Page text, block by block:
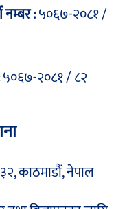
नम्बर :५०६७-२०८१ /
५०६७-२०८१ / ८२
काठमाडौं, नेपाल